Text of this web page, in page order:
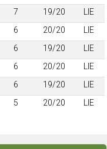
7 19/20
LIE
6 20/20
LIE
6 19/20
LIE
6 20/20
LIE
6 19/20
LIE
5 20/20 LIE